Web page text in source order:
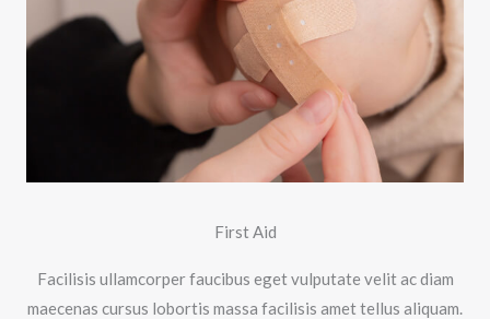
First Aid
Facilisis ullamcorper faucibus eget vulputate velit ac diam
maecenas cursus lobortis massa facilisis amet tellus aliquam.